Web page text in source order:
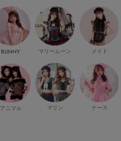
BUNNY
アニマル
マリームーン
マリン
メイド
ナース